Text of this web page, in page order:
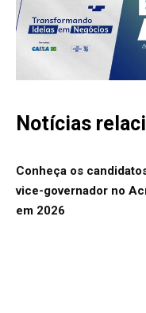
Notícias
Conheça os
vice-governador no
em 2026